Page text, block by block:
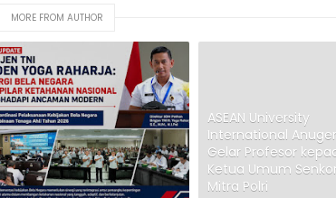
MORE FROM AUTHOR
ASEAN University
International
Gelar Profesor
Ketua Umum
Mitra Polri